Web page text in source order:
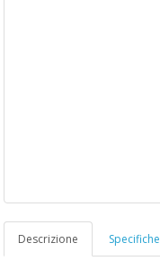
Descrizione Specifiche